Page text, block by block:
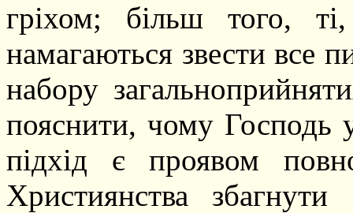
гріхом; більш того,
намагаються звести все
набору
пояснити, чому Господь
підхід є проявом
Християнства